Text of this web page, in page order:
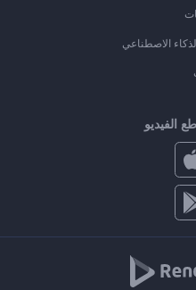
الاصطناعي
الفيديو